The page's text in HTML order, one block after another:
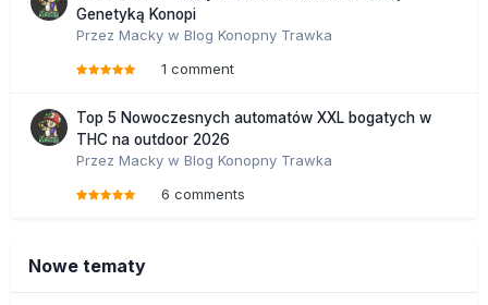
Genetyką Konopi
Przez Macky w Blog Konopny Trawka
1 comment
Top 5 Nowoczesnych automatów XXL bogatych w
THC na outdoor 2026
Przez Macky w Blog Konopny Trawka
6 comments
Nowe tematy